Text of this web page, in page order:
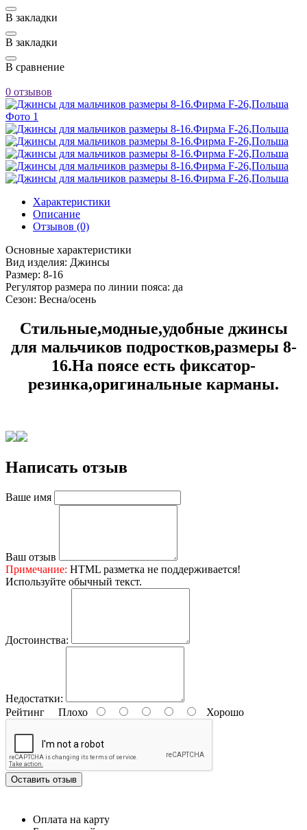
В закладки
В закладки
В сравнение
0 отзывов
Характеристики
Описание
Отзывов (0)
Основные характеристики
Вид изделия: Джинсы
Размер: 8-16
Регулятор размера по линии пояса: да
Сезон: Весна/осень
Стильные,модные,удобные джинсы
для мальчиков подростков,размеры 8-
16.На поясе есть фиксатор-
резинка,оригинальные карманы.
Написать отзыв
Ваше имя
Ваш отзыв
Примечание: HTML разметка не поддерживается!
Используйте обычный текст.
Достоинства:
Недостатки:
Рейтинг
Плохо Хорошо
Оставить отзыв
Оплата на карту